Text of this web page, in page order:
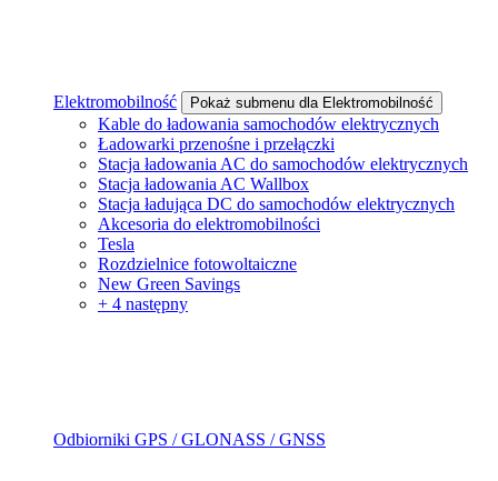
Elektromobilność Pokaż submenu dla Elektromobilność
Kable do ładowania samochodów elektrycznych
Ładowarki przenośne i przełączki
Stacja ładowania AC do samochodów elektrycznych
Stacja ładowania AC Wallbox
Stacja ładująca DC do samochodów elektrycznych
Akcesoria do elektromobilności
Tesla
Rozdzielnice fotowoltaiczne
New Green Savings
+ 4 następny
Odbiorniki GPS / GLONASS / GNSS